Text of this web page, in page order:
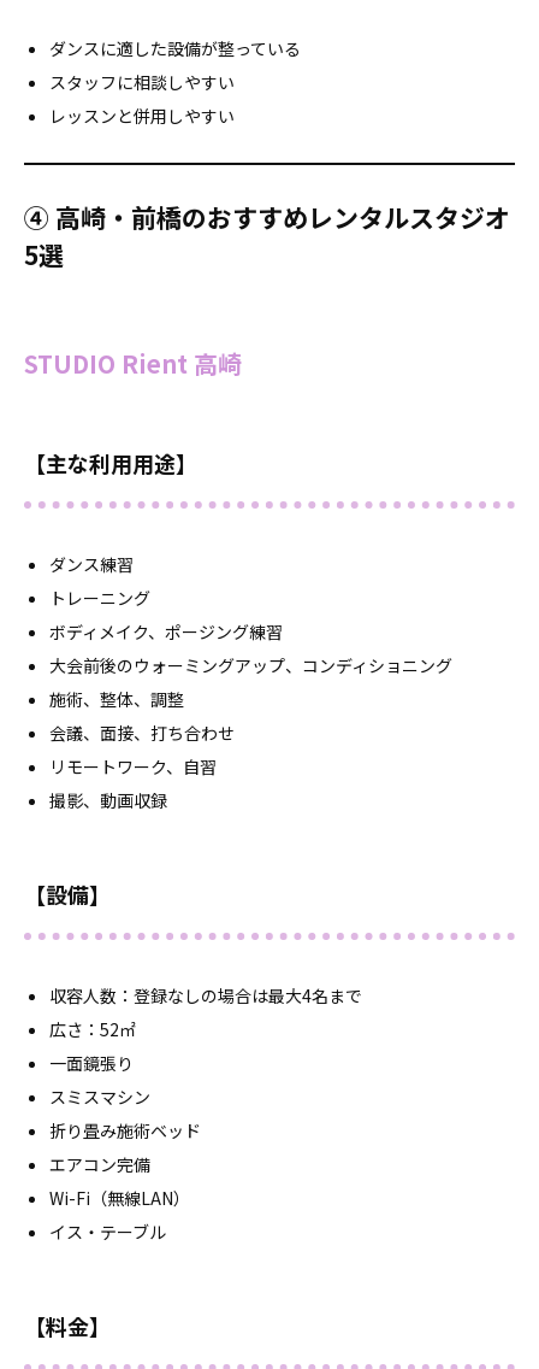
ダンスに適した設備が整っている
スタッフに相談しやすい
レッスンと併用しやすい
④ 高崎・前橋のおすすめレンタルスタジオ
5選
STUDIO Rient 高崎
【主な利用用途】
ダンス練習
トレーニング
ボディメイク、ポージング練習
大会前後のウォーミングアップ、コンディショニング
施術、整体、調整
会議、面接、打ち合わせ
リモートワーク、自習
撮影、動画収録
【設備】
収容人数：登録なしの場合は最大4名まで
広さ：52㎡
一面鏡張り
スミスマシン
折り畳み施術ベッド
エアコン完備
Wi-Fi（無線LAN）
イス・テーブル
【料金】